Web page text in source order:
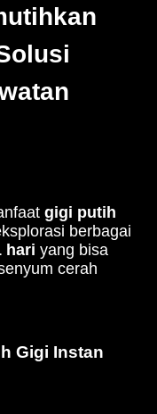
gigi putih
berbagai
hari yang bisa
cerah
Gigi Instan